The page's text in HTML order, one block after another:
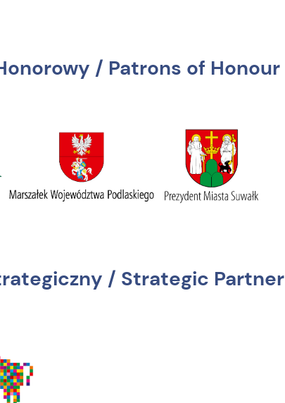
/ Patrons of Honour
/ Strategic Partner